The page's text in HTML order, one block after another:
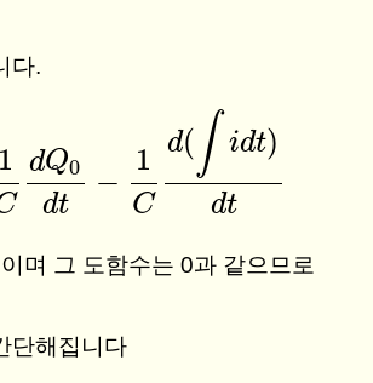
다.
1 dQ0
dt
−
1
C
d( ∫ idt)
dt
dQ0dt−1Cd(∫idt)dt
며 그 도함수는 0과 같으므로
단해집니다